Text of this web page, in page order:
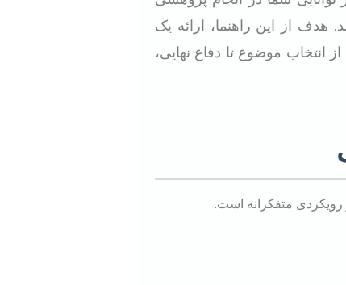
از این راهنما، ارائه یک
انتخاب موضوع تا دفاع نهایی،
رویکردی متفکرانه است.